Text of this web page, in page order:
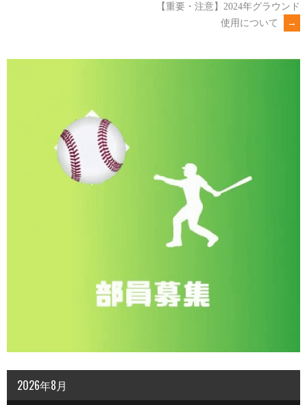
NAVIGATION
【重要・注意】2024年グラウンド
使用について
→
2026年8月